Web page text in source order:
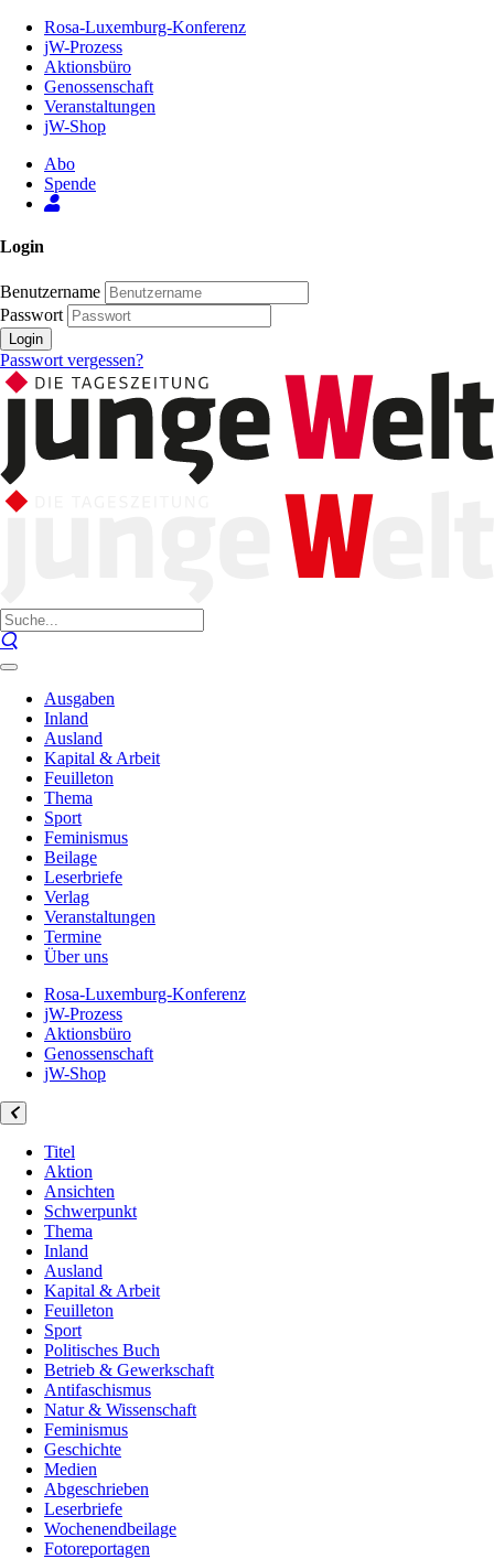
Inhalt
Seite
Rosa-Luxemburg-Konferenz
jW-Prozess
Aktionsbüro
Genossenschaft
Veranstaltungen
jW-Shop
Abo
Spende
Login
Benutzername
Passwort
Login
Passwort vergessen?
Ausgaben
Inland
Ausland
Kapital & Arbeit
Feuilleton
Thema
Sport
Feminismus
Beilage
Leserbriefe
Verlag
Veranstaltungen
Termine
Über uns
Rosa-Luxemburg-Konferenz
jW-Prozess
Aktionsbüro
Genossenschaft
jW-Shop
Titel
Aktion
Ansichten
Schwerpunkt
Thema
Inland
Ausland
Kapital & Arbeit
Feuilleton
Sport
Politisches Buch
Betrieb & Gewerkschaft
Antifaschismus
Natur & Wissenschaft
Feminismus
Geschichte
Medien
Abgeschrieben
Leserbriefe
Wochenendbeilage
Fotoreportagen